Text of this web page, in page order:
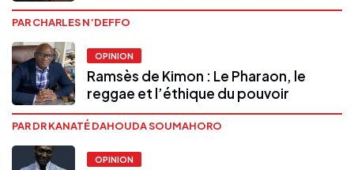
PAR CHARLES N’DEFFO
OPINION
Ramsès de Kimon : Le Pharaon, le
reggae et l’éthique du pouvoir
PAR DR KANATÉ DAHOUDA SOUMAHORO
OPINION